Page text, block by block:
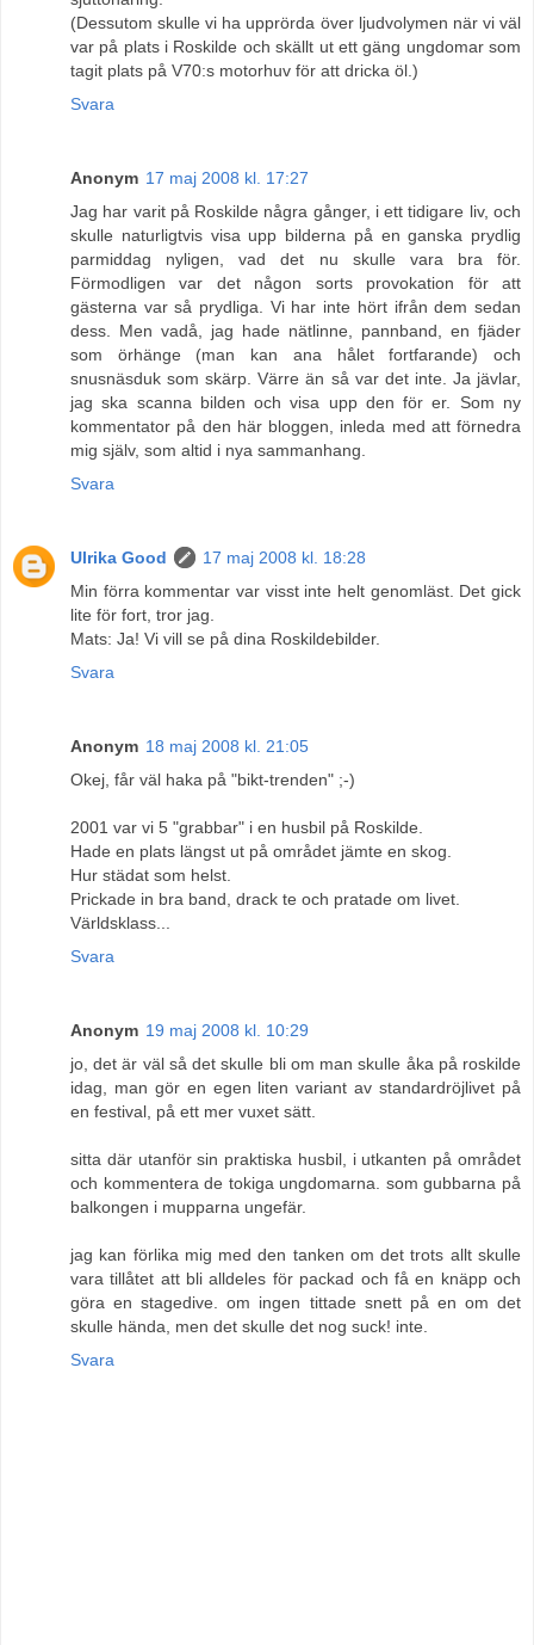
(Dessutom skulle vi ha upprörda över ljudvolymen när vi väl
var på plats i Roskilde och skällt ut ett gäng ungdomar som
tagit plats på V70:s motorhuv för att dricka öl.)
Svara
Anonym 17 maj 2008 kl. 17:27
Jag har varit på Roskilde några gånger, i ett tidigare liv, och
skulle naturligtvis visa upp bilderna på en ganska prydlig
parmiddag nyligen, vad det nu skulle vara bra för.
Förmodligen var det någon sorts provokation för att
gästerna var så prydliga. Vi har inte hört ifrån dem sedan
dess. Men vadå, jag hade nätlinne, pannband, en fjäder
som örhänge (man kan ana hålet fortfarande) och
snusnäsduk som skärp. Värre än så var det inte. Ja jävlar,
jag ska scanna bilden och visa upp den för er. Som ny
kommentator på den här bloggen, inleda med att förnedra
mig själv, som altid i nya sammanhang.
Svara
Ulrika Good
17 maj 2008 kl. 18:28
Min förra kommentar var visst inte helt genomläst. Det gick
lite för fort, tror jag.
Mats: Ja! Vi vill se på dina Roskildebilder.
Svara
Anonym 18 maj 2008 kl. 21:05
Okej, får väl haka på "bikt-trenden" ;-)
2001 var vi 5 "grabbar" i en husbil på Roskilde.
Hade en plats längst ut på området jämte en skog.
Hur städat som helst.
Prickade in bra band, drack te och pratade om livet.
Världsklass...
Svara
Anonym 19 maj 2008 kl. 10:29
jo, det är väl så det skulle bli om man skulle åka på roskilde
idag, man gör en egen liten variant av standardröjlivet på
en festival, på ett mer vuxet sätt.
sitta där utanför sin praktiska husbil, i utkanten på området
och kommentera de tokiga ungdomarna. som gubbarna på
balkongen i mupparna ungefär.
jag kan förlika mig med den tanken om det trots allt skulle
vara tillåtet att bli alldeles för packad och få en knäpp och
göra en stagedive. om ingen tittade snett på en om det
skulle hända, men det skulle det nog suck! inte.
Svara